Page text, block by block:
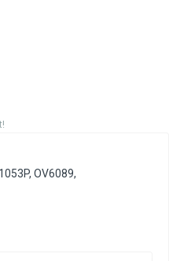
, OV6089,